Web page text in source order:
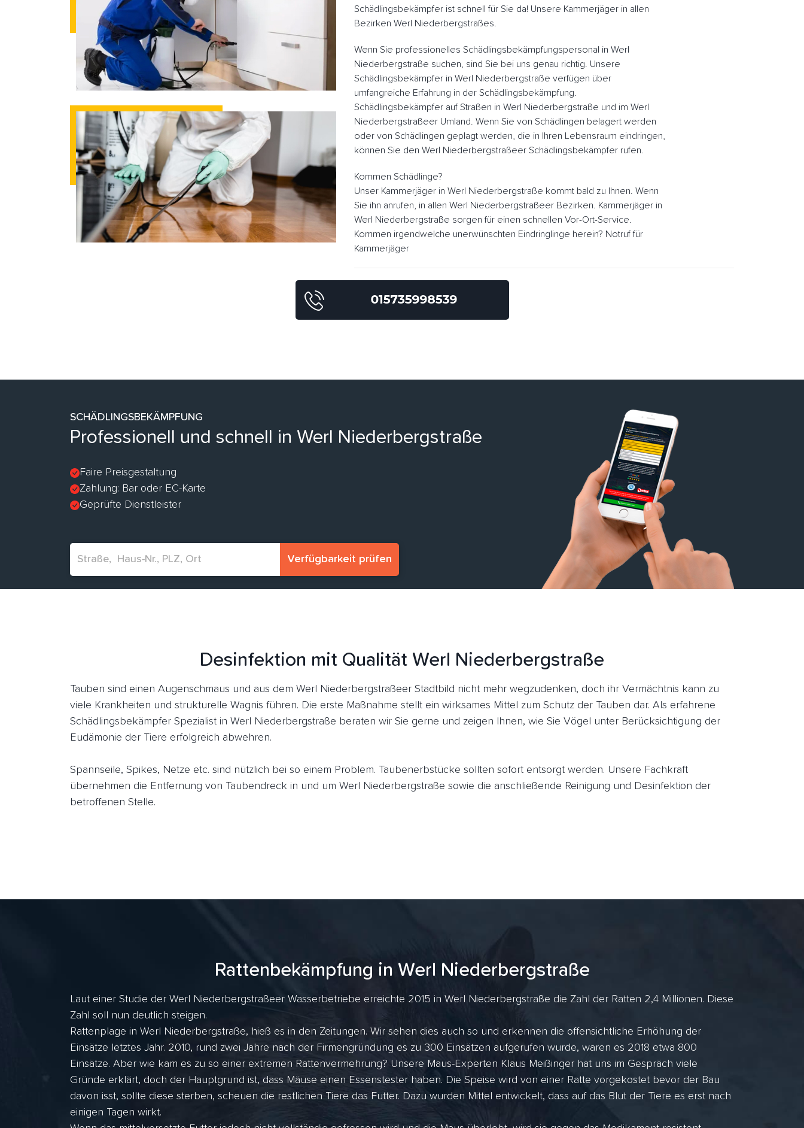
Schädlingsbekämpfer ist schnell für Sie da! Unsere Kammerjäger in allen
Bezirken Werl Niederbergstraßes.
Wenn Sie professionelles Schädlingsbekämpfungspersonal in Werl
Niederbergstraße suchen, sind Sie bei uns genau richtig. Unsere
Schädlingsbekämpfer in Werl Niederbergstraße verfügen über
umfangreiche Erfahrung in der Schädlingsbekämpfung.
Schädlingsbekämpfer auf Straßen in Werl Niederbergstraße und im Werl
Niederbergstraßeer Umland. Wenn Sie von Schädlingen belagert werden
oder von Schädlingen geplagt werden, die in Ihren Lebensraum eindringen,
können Sie den Werl Niederbergstraßeer Schädlingsbekämpfer rufen.
Kommen Schädlinge?
Unser Kammerjäger in Werl Niederbergstraße kommt bald zu Ihnen. Wenn
Sie ihn anrufen, in allen Werl Niederbergstraßeer Bezirken. Kammerjäger in
Werl Niederbergstraße sorgen für einen schnellen Vor-Ort-Service.
Kommen irgendwelche unerwünschten Eindringlinge herein? Notruf für
Kammerjäger
SCHÄDLINGSBEKÄMPFUNG
Professionell und schnell in Werl Niederbergstraße
Faire Preisgestaltung
Zahlung: Bar oder EC-Karte
Geprüfte Dienstleister
Verfügbarkeit prüfen
Desinfektion mit Qualität Werl Niederbergstraße
Tauben sind einen Augenschmaus und aus dem Werl Niederbergstraßeer Stadtbild nicht mehr wegzudenken, doch ihr Vermächtnis kann zu
viele Krankheiten und strukturelle Wagnis führen. Die erste Maßnahme stellt ein wirksames Mittel zum Schutz der Tauben dar. Als erfahrene
Schädlingsbekämpfer Spezialist in Werl Niederbergstraße beraten wir Sie gerne und zeigen Ihnen, wie Sie Vögel unter Berücksichtigung der
Eudämonie der Tiere erfolgreich abwehren.
Spannseile, Spikes, Netze etc. sind nützlich bei so einem Problem. Taubenerbstücke sollten sofort entsorgt werden. Unsere Fachkraft
übernehmen die Entfernung von Taubendreck in und um Werl Niederbergstraße sowie die anschließende Reinigung und Desinfektion der
betroffenen Stelle.
Rattenbekämpfung in Werl Niederbergstraße
Laut einer Studie der Werl Niederbergstraßeer Wasserbetriebe erreichte 2015 in Werl Niederbergstraße die Zahl der Ratten 2,4 Millionen. Diese
Zahl soll nun deutlich steigen.
Rattenplage in Werl Niederbergstraße, hieß es in den Zeitungen. Wir sehen dies auch so und erkennen die offensichtliche Erhöhung der
Einsätze letztes Jahr. 2010, rund zwei Jahre nach der Firmengründung es zu 300 Einsätzen aufgerufen wurde, waren es 2018 etwa 800
Einsätze. Aber wie kam es zu so einer extremen Rattenvermehrung? Unsere Maus-Experten Klaus Meißinger hat uns im Gespräch viele
Gründe erklärt, doch der Hauptgrund ist, dass Mäuse einen Essenstester haben. Die Speise wird von einer Ratte vorgekostet bevor der Bau
davon isst, sollte diese sterben, scheuen die restlichen Tiere das Futter. Dazu wurden Mittel entwickelt, dass auf das Blut der Tiere es erst nach
einigen Tagen wirkt.